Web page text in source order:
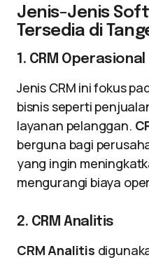
Jenis-Jenis
Tersedia di
1. CRM Operasional
Jenis CRM ini fokus
bisnis seperti
layanan pelanggan.
berguna bagi
yang ingin
mengurangi biaya
2. CRM Analitis
CRM Analitis